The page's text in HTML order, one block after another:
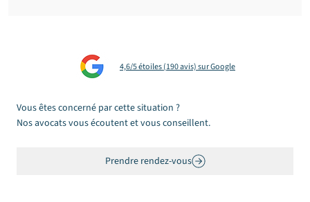
dans une vaste affaire d’escroquerie
4,6/5 étoiles (190 avis) sur Google
Vous êtes concerné par cette situation ?
Nos avocats vous écoutent et vous conseillent.
Prendre rendez-vous